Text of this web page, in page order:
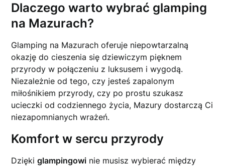
Dlaczego warto wybrać glamping
na Mazurach?
Glamping na Mazurach oferuje niepowtarzalną
okazję do cieszenia się dziewiczym pięknem
przyrody w połączeniu z luksusem i wygodą.
Niezależnie od tego, czy jesteś zapalonym
miłośnikiem przyrody, czy po prostu szukasz
ucieczki od codziennego życia, Mazury dostarczą Ci
niezapomnianych wrażeń.
Komfort w sercu przyrody
Dziękiglampingowi nie musisz wybierać między